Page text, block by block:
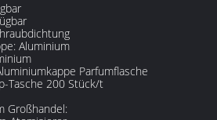
Aluminium
Parfumflasche
Tasche 200 Stück/t
Großhandel: